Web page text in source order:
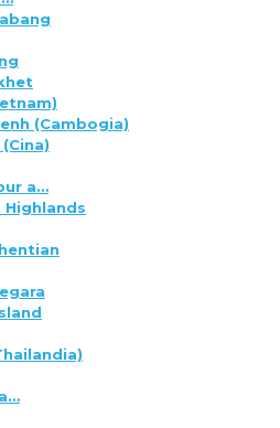
(Cambogia)
a…
Highlands